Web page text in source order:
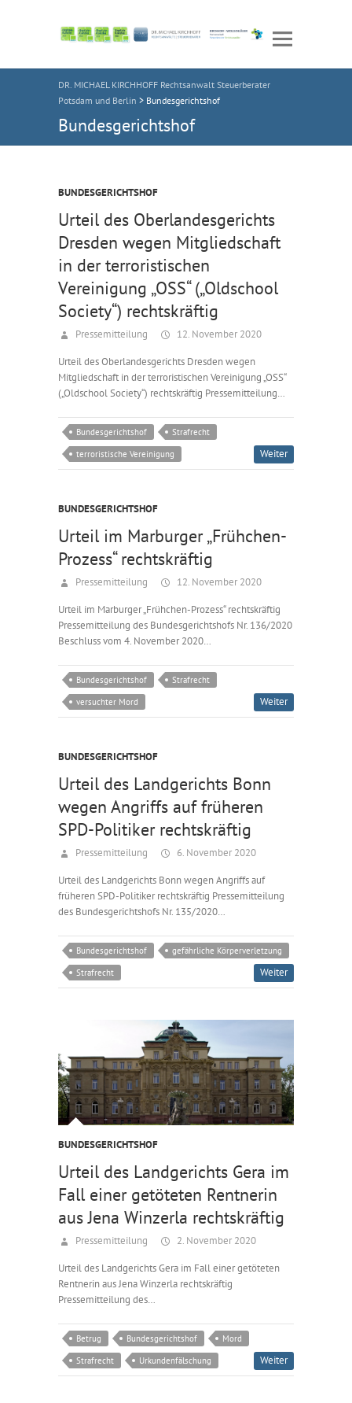
DR. MICHAEL KIRCHHOFF Rechtsanwalt Steuerberater
Potsdam und Berlin > Bundesgerichtshof
Bundesgerichtshof
BUNDESGERICHTSHOF
Urteil des Oberlandesgerichts
Dresden wegen Mitgliedschaft
in der terroristischen
Vereinigung „OSS“ („Oldschool
Society“) rechtskräftig
Pressemitteilung 12. November 2020
Urteil des Oberlandesgerichts Dresden wegen
Mitgliedschaft in der terroristischen Vereinigung „OSS“
(„Oldschool Society“) rechtskräftig Pressemitteilung…
Bundesgerichtshof
Strafrecht
terroristische Vereinigung
Weiter
BUNDESGERICHTSHOF
Urteil im Marburger „Frühchen-
Prozess“ rechtskräftig
Pressemitteilung 12. November 2020
Urteil im Marburger „Frühchen-Prozess“ rechtskräftig
Pressemitteilung des Bundesgerichtshofs Nr. 136/2020
Beschluss vom 4. November 2020…
Bundesgerichtshof
Strafrecht
versuchter Mord
Weiter
BUNDESGERICHTSHOF
Urteil des Landgerichts Bonn
wegen Angriffs auf früheren
SPD-Politiker rechtskräftig
Pressemitteilung 6. November 2020
Urteil des Landgerichts Bonn wegen Angriffs auf
früheren SPD-Politiker rechtskräftig Pressemitteilung
des Bundesgerichtshofs Nr. 135/2020…
Bundesgerichtshof
gefährliche Körperverletzung
Strafrecht
Weiter
BUNDESGERICHTSHOF
Urteil des Landgerichts Gera im
Fall einer getöteten Rentnerin
aus Jena Winzerla rechtskräftig
Pressemitteilung 2. November 2020
Urteil des Landgerichts Gera im Fall einer getöteten
Rentnerin aus Jena Winzerla rechtskräftig
Pressemitteilung des…
Betrug Bundesgerichtshof
Mord
Strafrecht
Urkundenfälschung Weiter